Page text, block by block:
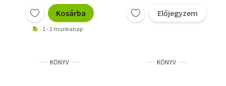
Kosárba
1 - 2 munkanap
Előjegyzem
KÖNYV KÖNYV